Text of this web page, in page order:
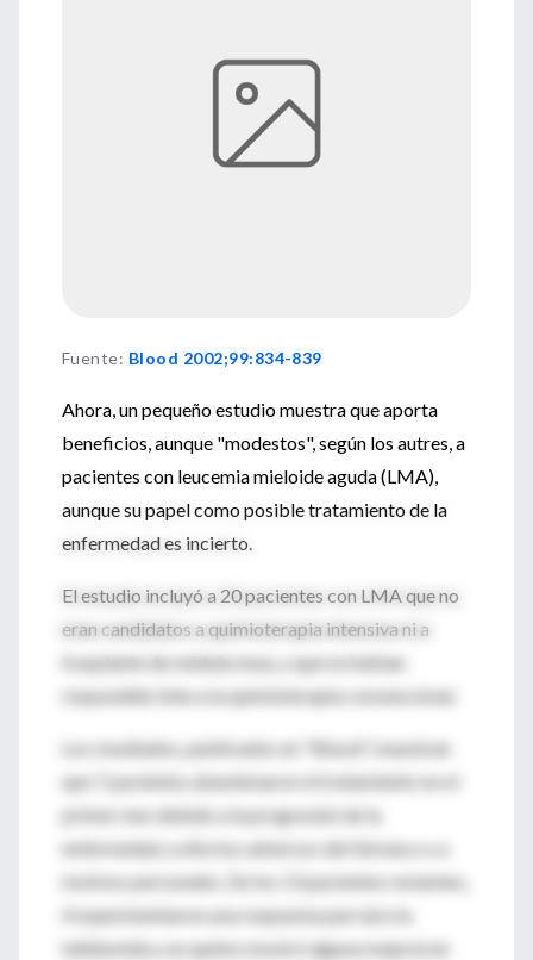
Fuente: Blood 2002;99:834-839
Ahora, un pequeño estudio muestra que aporta
beneficios, aunque "modestos", según los autres, a
pacientes con leucemia mieloide aguda (LMA),
aunque su papel como posible tratamiento de la
enfermedad es incierto.
El estudio incluyó a 20 pacientes con LMA que no
eran candidatos a quimioterapia intensiva ni a
trasplante de médula ósea, y que no habían
respondido bien a la quimioterapia convencional.
Los resultados, publicados en "Blood", muestran
que 7 pacientes abandonaron el tratamiento en el
primer mes debido a la progresión de la
enfermedad, a efectos adversos del fármaco o a
motivos personales. De los 13 pacientes restantes,
4 experimentaron una respuesta parcial a la
talidomida y un quinto mostró alguna mejoría en